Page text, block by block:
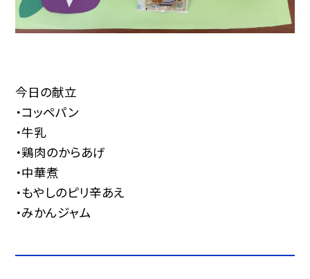
今日の献立
・コッペパン
・牛乳
・鶏肉のからあげ
・中華煮
・もやしのピリ辛あえ
・みかんジャム